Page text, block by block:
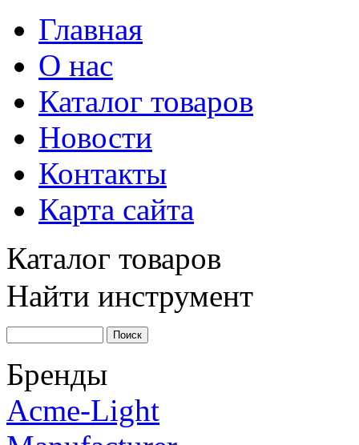
Главная
О нас
Каталог товаров
Новости
Контакты
Карта сайта
Каталог товаров
Найти инструмент
Бренды
Acme-Light